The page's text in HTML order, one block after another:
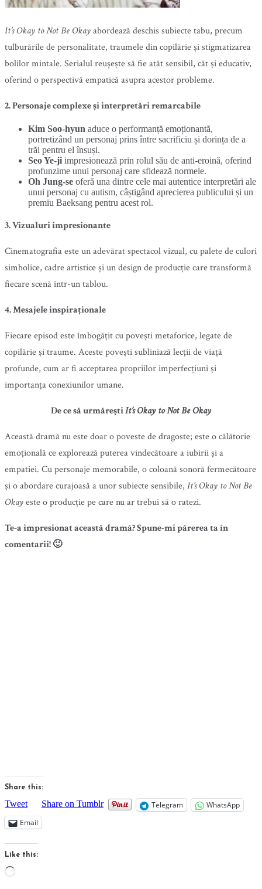
It’s Okay to Not Be Okayabordează deschis subiecte tabu, precum
tulburările de personalitate, traumele din copilărie și stigmatizarea
bolilor mintale. Serialul reușește să fie atât sensibil, cât și educativ,
oferind o perspectivă empatică asupra acestor probleme.
2. Personaje complexe și interpretări remarcabile
Kim Soo-hyun aduce o performanță emoționantă,
portretizând un personaj prins între sacrificiu și dorința de a
trăi pentru el însuși.
Seo Ye-ji impresionează prin rolul său de anti-eroină, oferind
profunzime unui personaj care sfidează normele.
Oh Jung-se oferă una dintre cele mai autentice interpretări ale
unui personaj cu autism, câștigând aprecierea publicului și un
premiu Baeksang pentru acest rol.
3. Vizualuri impresionante
Cinematografia este un adevărat spectacol vizual, cu palete de culori
simbolice, cadre artistice și un design de producție care transformă
fiecare scenă într-un tablou.
4. Mesajele inspiraționale
Fiecare episod este îmbogățit cu povești metaforice, legate de
copilărie și traume. Aceste povești subliniază lecții de viață
profunde, cum ar fi acceptarea propriilor imperfecțiuni și
importanța conexiunilor umane.
De ce să urmăreștiIt’s Okay to Not Be Okay
Această dramă nu este doar o poveste de dragoste; este o călătorie
emoțională ce explorează puterea vindecătoare a iubirii și a
empatiei. Cu personaje memorabile, o coloană sonoră fermecătoare
și o abordare curajoasă a unor subiecte sensibile, It’s Okay to Not Be
Okayeste o producție pe care nu ar trebui să o ratezi.
Te-a impresionat această dramă? Spune-mi părerea ta în
comentarii! 🙂
Share this:
Tweet Share on Tumblr Telegram
WhatsApp
Email
Like this:
Loading…